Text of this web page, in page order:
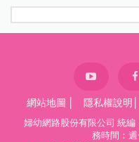
網站地圖 隱私權說明
婦幼網路股份有限公司 統編
務時間：